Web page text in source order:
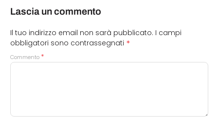
Lascia un commento
Il tuo indirizzo email non sarà pubblicato. I campi
obbligatori sono contrassegnati *
Commento *